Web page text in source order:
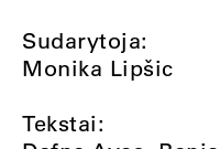
Sudarytoja:
Monika Lipšic
Tekstai: